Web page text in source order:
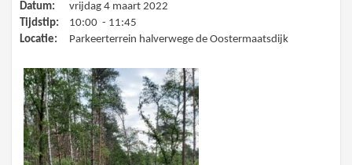
Datum:
vrijdag 4 maart 2022
Tijdstip:
10:00 - 11:45
Locatie:
Parkeerterrein halverwege de Oostermaatsdijk